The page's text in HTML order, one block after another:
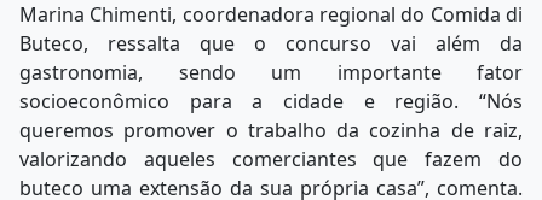
Marina Chimenti, coordenadora regional do Comida di
Buteco, ressalta que o concurso vai além da
gastronomia, sendo um importante fator
socioeconômico para a cidade e região. “Nós
queremos promover o trabalho da cozinha de raiz,
valorizando aqueles comerciantes que fazem do
buteco uma extensão da sua própria casa”, comenta.